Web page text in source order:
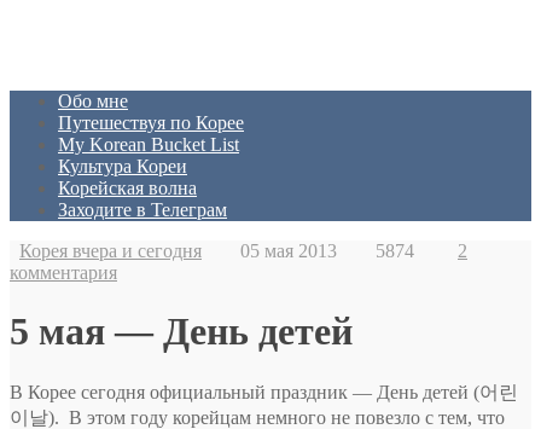
Обо мне
Путешествуя по Корее
My Korean Bucket List
Культура Кореи
Корейская волна
Заходите в Телеграм
Корея вчера и сегодня
05 мая 2013 5874
2
комментария
5 мая — День детей
В Корее сегодня официальный праздник — День детей (어린
이날). В этом году корейцам немного не повезло с тем, что